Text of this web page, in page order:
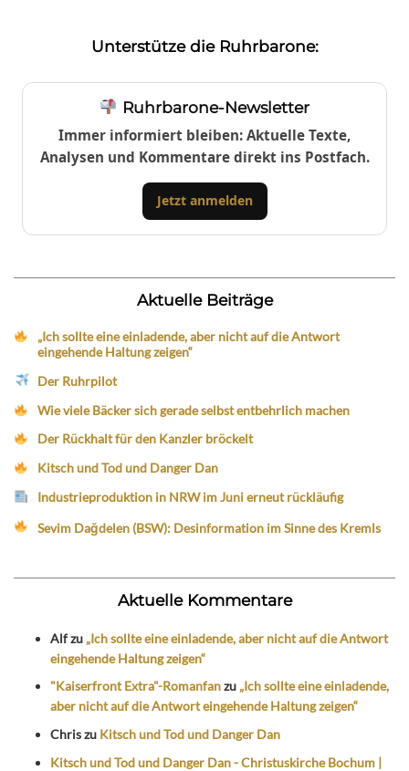
Unterstütze die Ruhrbarone:
Ruhrbarone-Newsletter
Immer informiert bleiben: Aktuelle Texte,
Analysen und Kommentare direkt ins Postfach.
Jetzt anmelden
Aktuelle Beiträge
„Ich sollte eine einladende, aber nicht auf die Antwort
eingehende Haltung zeigen“
Der Ruhrpilot
Wie viele Bäcker sich gerade selbst entbehrlich machen
Der Rückhalt für den Kanzler bröckelt
Kitsch und Tod und Danger Dan
Industrieproduktion in NRW im Juni erneut rückläufig
Sevim Dağdelen (BSW): Desinformation im Sinne des Kremls
Aktuelle Kommentare
Alfzu „Ich sollte eine einladende, aber nicht auf die Antwort
eingehende Haltung zeigen“
"Kaiserfront Extra"-Romanfanzu „Ich sollte eine einladende,
aber nicht auf die Antwort eingehende Haltung zeigen“
Chriszu Kitsch und Tod und Danger Dan
Kitsch und Tod und Danger Dan - Christuskirche Bochum |